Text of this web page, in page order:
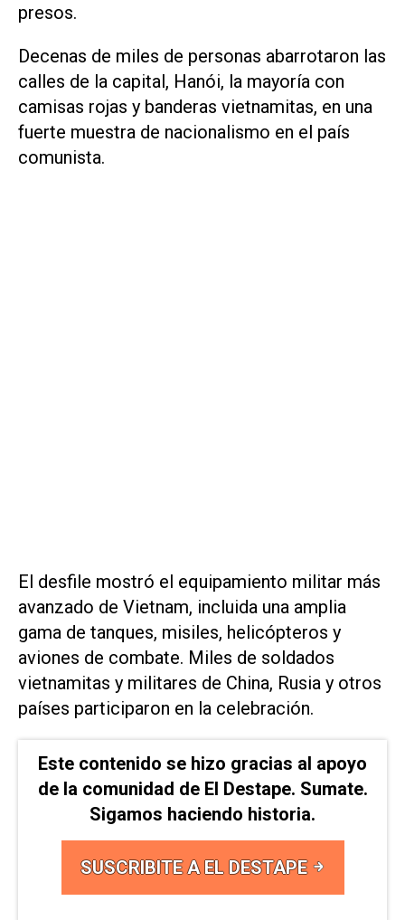
presos.
Decenas de miles de personas abarrotaron las
calles de la capital, Hanói, la mayoría con
camisas rojas y banderas vietnamitas, en una
fuerte muestra de nacionalismo en el país
comunista.
El desfile mostró el equipamiento militar más
avanzado de Vietnam, incluida una amplia
gama de tanques, misiles, helicópteros y
aviones de combate. Miles de soldados
vietnamitas y militares de China, Rusia y otros
países participaron en la celebración.
Este contenido se hizo gracias al apoyo
de la comunidad de El Destape. Sumate.
Sigamos haciendo historia.
SUSCRIBITE A EL DESTAPE